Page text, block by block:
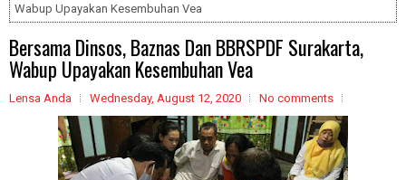
Wabup Upayakan Kesembuhan Vea
Bersama Dinsos, Baznas Dan BBRSPDF Surakarta,
Wabup Upayakan Kesembuhan Vea
Lensa Anda Wednesday, August 12, 2020 No comments